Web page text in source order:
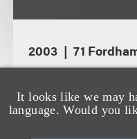
It looks like we may
language. Would you
2003 71